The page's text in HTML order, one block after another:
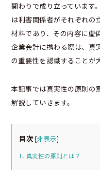
関わりで成り立っています
は利害関係者がそれぞれの
材料であり、その内容に虚
企業会計に携わる際は、真
の重要性を認識することが
本記事では真実性の原則の
解説していきます。
目次 [非表示]
1. 真実性の原則とは？